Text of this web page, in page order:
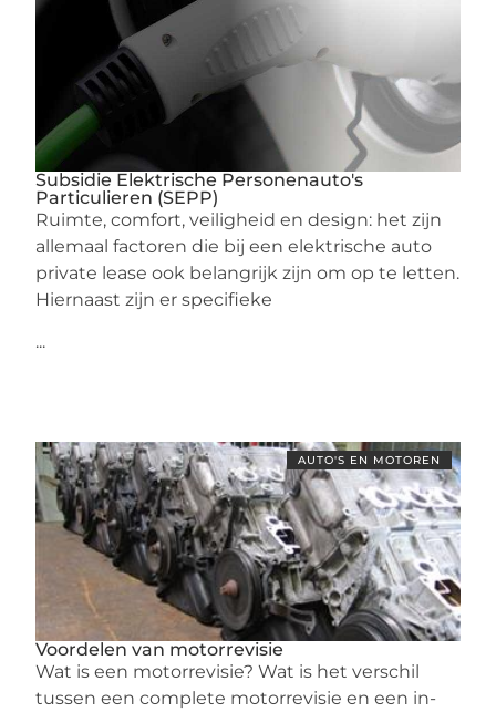
Subsidie Elektrische Personenauto's
Particulieren (SEPP)
Ruimte, comfort, veiligheid en design: het zijn
allemaal factoren die bij een elektrische auto
private lease ook belangrijk zijn om op te letten.
Hiernaast zijn er specifieke
...
AUTO'S EN MOTOREN
Voordelen van motorrevisie
Wat is een motorrevisie? Wat is het verschil
tussen een complete motorrevisie en een in-